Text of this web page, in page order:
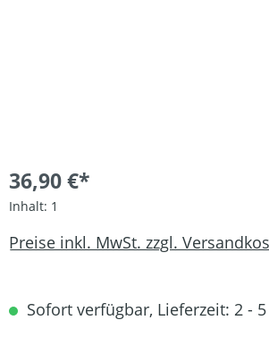
36,90 €*
Inhalt: 1
Preise inkl. MwSt. zzgl.
Sofort verfügbar, Lieferzeit: 2 - 5